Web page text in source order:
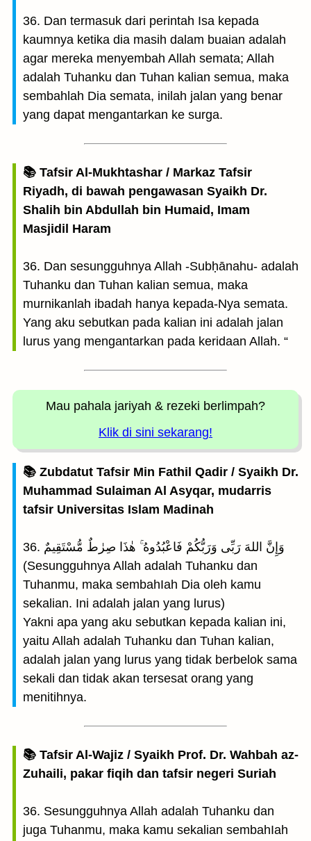
36. Dan termasuk dari perintah Isa kepada
kaumnya ketika dia masih dalam buaian adalah
agar mereka menyembah Allah semata; Allah
adalah Tuhanku dan Tuhan kalian semua, maka
sembahlah Dia semata, inilah jalan yang benar
yang dapat mengantarkan ke surga.
📚 Tafsir Al-Mukhtashar / Markaz Tafsir
Riyadh, di bawah pengawasan Syaikh Dr.
Shalih bin Abdullah bin Humaid, Imam
Masjidil Haram
36. Dan sesungguhnya Allah -Subḥānahu- adalah
Tuhanku dan Tuhan kalian semua, maka
murnikanlah ibadah hanya kepada-Nya semata.
Yang aku sebutkan pada kalian ini adalah jalan
lurus yang mengantarkan pada keridaan Allah. “
Mau pahala jariyah & rezeki berlimpah?
Klik di sini sekarang!
📚 Zubdatut Tafsir Min Fathil Qadir / Syaikh Dr.
Muhammad Sulaiman Al Asyqar, mudarris
tafsir Universitas Islam Madinah
36. وَإِنَّ اللهَ رَبِّى وَرَبُّكُمْ فَاعْبُدُوهُ ۚ هٰذَا صِرٰطٌ مُّسْتَقِيمٌ
(Sesungguhnya Allah adalah Tuhanku dan
Tuhanmu, maka sembahIah Dia oleh kamu
sekalian. Ini adalah jalan yang lurus)
Yakni apa yang aku sebutkan kepada kalian ini,
yaitu Allah adalah Tuhanku dan Tuhan kalian,
adalah jalan yang lurus yang tidak berbelok sama
sekali dan tidak akan tersesat orang yang
menitihnya.
📚 Tafsir Al-Wajiz / Syaikh Prof. Dr. Wahbah az-
Zuhaili, pakar fiqih dan tafsir negeri Suriah
36. Sesungguhnya Allah adalah Tuhanku dan
juga Tuhanmu, maka kamu sekalian sembahIah